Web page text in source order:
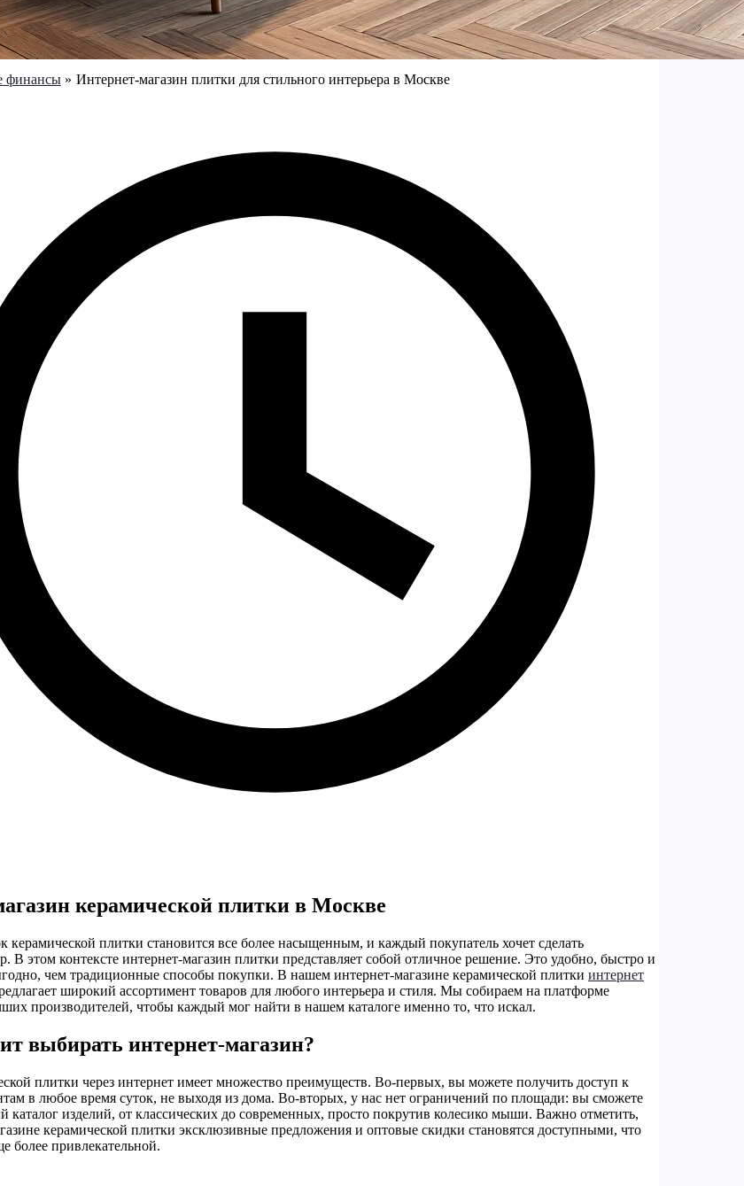
финансы Интернет-магазин плитки для стильного интерьера в Москве
керамической плитки в Москве
керамической плитки становится все более насыщенным, и каждый покупатель хочет сделать
В этом контексте интернет-магазин плитки представляет собой отличное решение. Это удобно, быстро и
чем традиционные способы покупки. В нашем интернет-магазине керамической плитки интернет
широкий ассортимент товаров для любого интерьера и стиля. Мы собираем на платформе
производителей, чтобы каждый мог найти в нашем каталоге именно то, что искал.
выбирать интернет-магазин?
плитки через интернет имеет множество преимуществ. Во-первых, вы можете получить доступ к
в любое время суток, не выходя из дома. Во-вторых, у нас нет ограничений по площади: вы сможете
каталог изделий, от классических до современных, просто покрутив колесико мыши. Важно отметить,
керамической плитки эксклюзивные предложения и оптовые скидки становятся доступными, что
более привлекательной.